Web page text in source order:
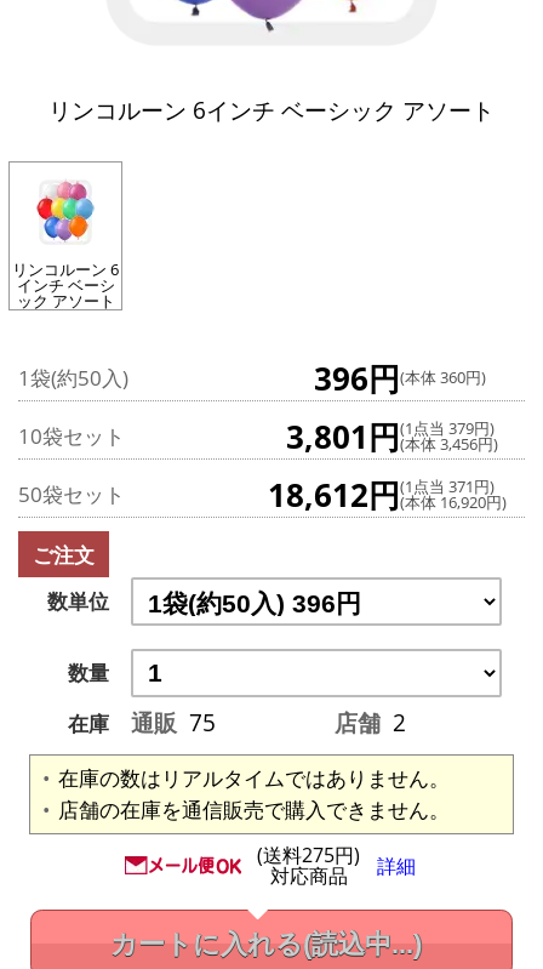
リンコルーン 6インチ ベーシック アソート
リンコルーン 6
インチ ベーシ
ック アソート
1袋(約50入) 396円(本体 360円)
10袋セット 3,801円(1点当 379円)
(本体 3,456円)
50袋セット 18,612円(1点当 371円)
(本体 16,920円)
ご注文
数単位
数量
在庫
通販 75 店舗 2
在庫の数はリアルタイムではありません。
店舗の在庫を通信販売で購入できません。
(送料275円)
対応商品 詳細
カートに入れる(読込中...)